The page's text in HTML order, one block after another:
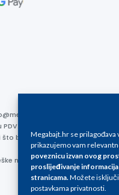
Megabajt.hr se prilagođava
prikazujemo vam
poveznicu izvan ovog
proslijeđivanje
stranicama.Možete
postavkama privatnosti.
Sve cijene su
Sve cijene su iskazane
bolji i točniji opis i sliku.
nastale u opisu proizvoda,